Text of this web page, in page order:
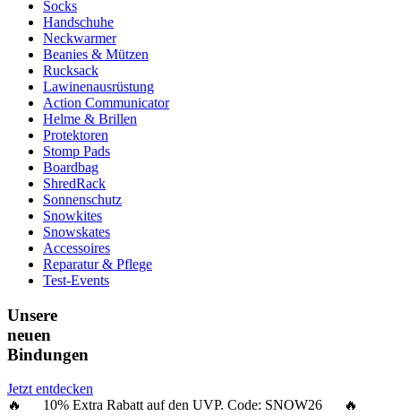
Socks
Handschuhe
Neckwarmer
Beanies & Mützen
Rucksack
Lawinenausrüstung
Action Communicator
Helme & Brillen
Protektoren
Stomp Pads
Boardbag
ShredRack
Sonnenschutz
Snowkites
Snowskates
Accessoires
Reparatur & Pflege
Test-Events
Unsere
neuen
Bindungen
Jetzt entdecken
🔥 10% Extra Rabatt auf den UVP. Code: SNOW26 🔥